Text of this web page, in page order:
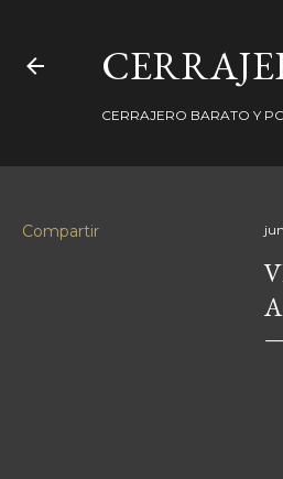
CERRAJERO BARATO Y
Compartir